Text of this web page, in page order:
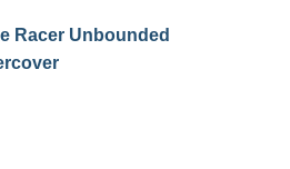
Racer Unbounded